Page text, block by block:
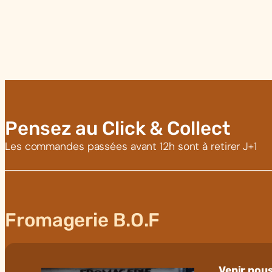
Pensez au Click & Collect
Les commandes passées avant 12h sont à retirer J+1
Fromagerie B.O.F